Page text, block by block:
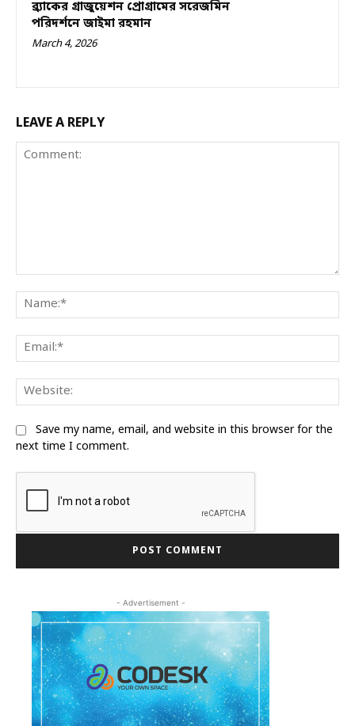
ব্র্যাকের গ্রাজুয়েশন প্রোগ্রামের সরেজমিন
পরিদর্শনে জাইমা রহমান
March 4, 2026
LEAVE A REPLY
Save my name, email, and website in this browser for the
next time I comment.
- Advertisement -